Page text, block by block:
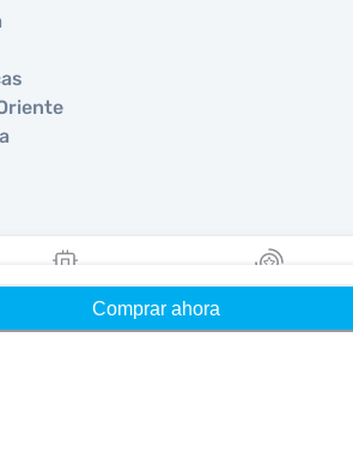
Comprar ahora
Unidos
Mis eSIMs